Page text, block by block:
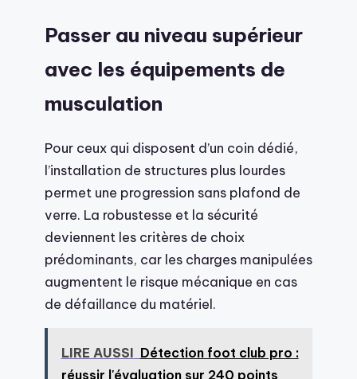
Passer au niveau supérieur
avec les équipements de
musculation
Pour ceux qui disposent d’un coin dédié,
l’installation de structures plus lourdes
permet une progression sans plafond de
verre. La robustesse et la sécurité
deviennent les critères de choix
prédominants, car les charges manipulées
augmentent le risque mécanique en cas
de défaillance du matériel.
LIRE AUSSI Détection foot club pro :
réussir l'évaluation sur 240 points